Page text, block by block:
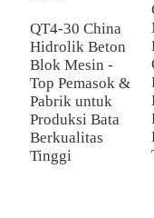
QT4-30 China
Hidrolik Beton
Blok Mesin -
Top Pemasok &
Pabrik untuk
Produksi Bata
Berkualitas
Tinggi